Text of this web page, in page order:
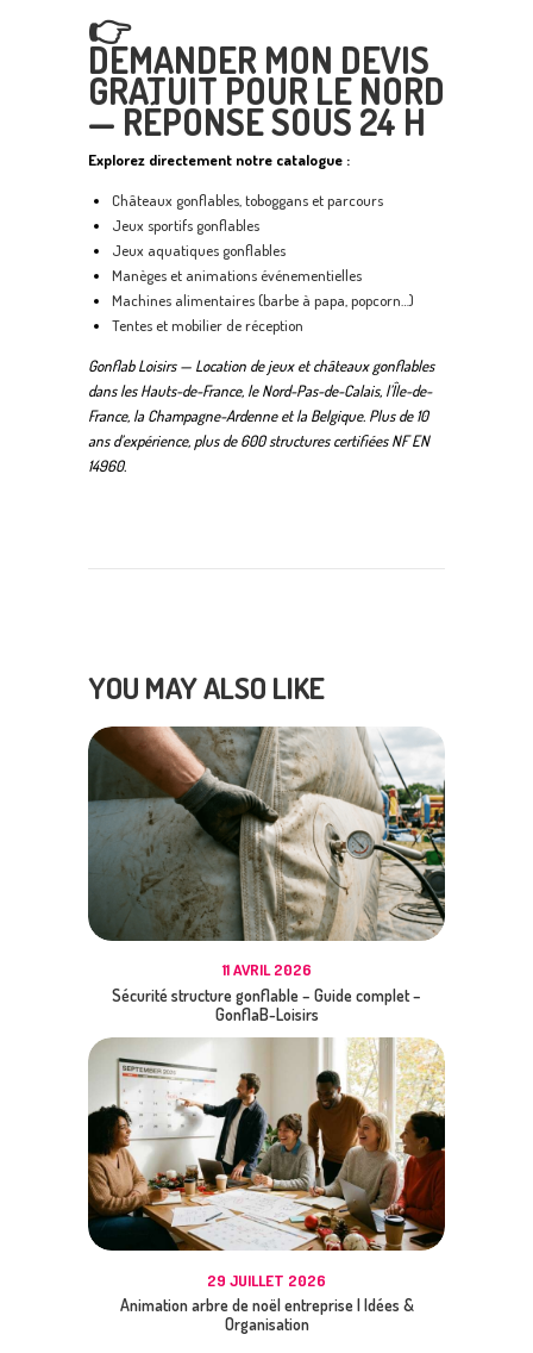
👉
DEMANDER MON DEVIS
GRATUIT POUR LE NORD
— RÉPONSE SOUS 24 H
Explorez directement notre catalogue :
Châteaux gonflables, toboggans et parcours
Jeux sportifs gonflables
Jeux aquatiques gonflables
Manèges et animations événementielles
Machines alimentaires (barbe à papa, popcorn…)
Tentes et mobilier de réception
Gonflab Loisirs — Location de jeux et châteaux gonflables
dans les Hauts-de-France, le Nord-Pas-de-Calais, l’Île-de-
France, la Champagne-Ardenne et la Belgique. Plus de 10
ans d’expérience, plus de 600 structures certifiées NF EN
14960.
YOU MAY ALSO LIKE
11 AVRIL 2026
Sécurité structure gonflable – Guide complet –
GonflaB-Loisirs
29 JUILLET 2026
Animation arbre de noël entreprise | Idées &
Organisation